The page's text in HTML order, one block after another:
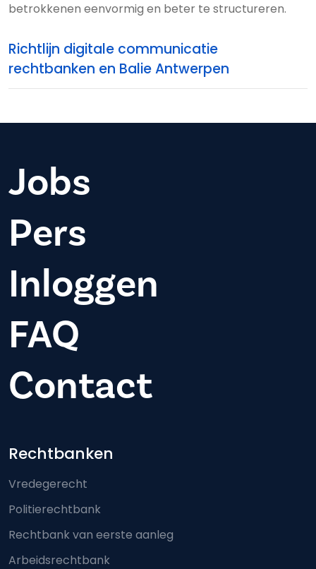
betrokkenen eenvormig en beter te structureren.
Richtlijn digitale communicatie
rechtbanken en Balie Antwerpen
Jobs
Pers
Inloggen
FAQ
Contact
Footer-menu
Rechtbanken
Vredegerecht
Politierechtbank
Rechtbank van eerste aanleg
Arbeidsrechtbank